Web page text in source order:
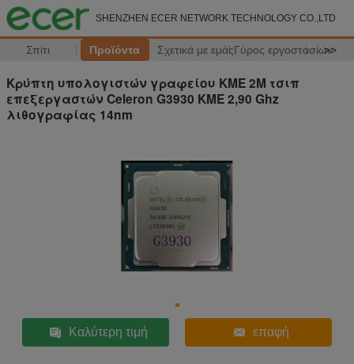
SHENZHEN ECER NETWORK TECHNOLOGY CO.,LTD
Σπίτι Προϊόντα Σχετικά με εμάςΓύρος εργοστασίων
>>
Κρύπτη υπολογιστών γραφείου ΚΜΕ 2M τσιπ
επεξεργαστών Celeron G3930 ΚΜΕ 2,90 Ghz
λιθογραφίας 14nm
Καλύτερη τιμή επαφή